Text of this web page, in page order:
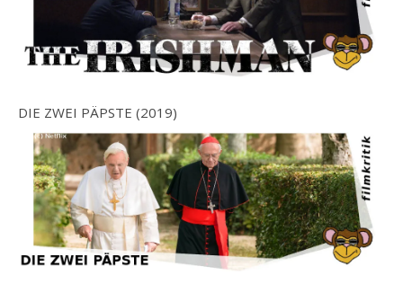
DIE ZWEI PÄPSTE (2019)